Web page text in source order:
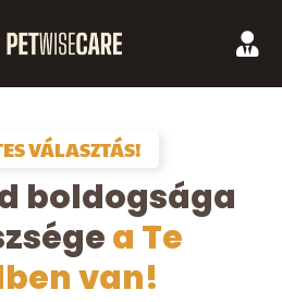
VÁLASZTÁS!
boldogsága
a Te
van!